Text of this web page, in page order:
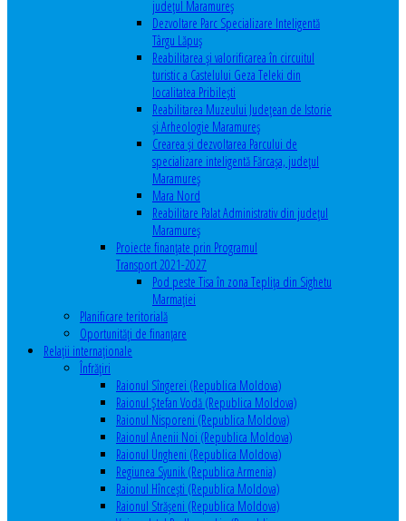
județul Maramureș
Dezvoltare Parc Specializare Inteligentă
Târgu Lăpuș
Reabilitarea și valorificarea în circuitul
turistic a Castelului Geza Teleki din
localitatea Pribilești
Reabilitarea Muzeului Județean de Istorie
și Arheologie Maramureș
Crearea și dezvoltarea Parcului de
specializare inteligentă Fărcașa, județul
Maramureș
Mara Nord
Reabilitare Palat Administrativ din județul
Maramureș
Proiecte finanțate prin Programul
Transport 2021-2027
Pod peste Tisa în zona Teplița din Sighetu
Marmației
Planificare teritorială
Oportunităţi de finanţare
Relaţii internaţionale
Înfrăţiri
Raionul Sîngerei (Republica Moldova)
Raionul Ștefan Vodă (Republica Moldova)
Raionul Nisporeni (Republica Moldova)
Raionul Anenii Noi (Republica Moldova)
Raionul Ungheni (Republica Moldova)
Regiunea Syunik (Republica Armenia)
Raionul Hîncești (Republica Moldova)
Raionul Străşeni (Republica Moldova)